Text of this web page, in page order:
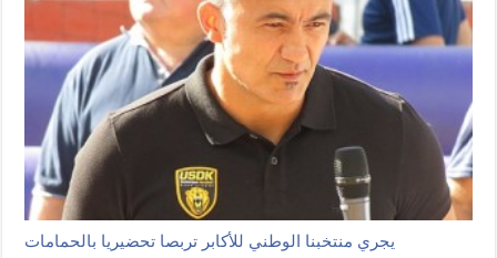
يجري منتخبنا الوطني للأكابر تربصا تحضيريا بالحمامات